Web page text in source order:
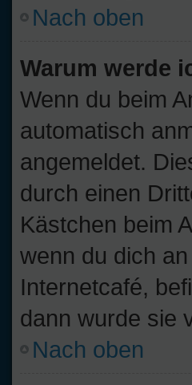
Nach oben
Warum werde
Wenn du beim
automatisch
angemeldet.
durch einen
Kästchen beim
wenn du dich
Internetcafé,
dann wurde sie
Nach oben